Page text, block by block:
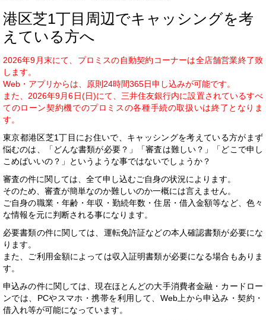
港区芝1丁目周辺でキャッシングを考
えている方へ
2026年9月末にて、プロミスの自動契約コーナーは全店舗営業終了致
します。
Web・アプリからは、原則24時間365日申し込みが可能です。
また、2026年9月6日(日)にて、三井住友銀行内に設置されているすべ
てのローン契約機でのプロミスの各種手続の取扱いは終了となりま
す。
東京都港区芝1丁目にお住いで、キャッシングを考えている方がまず
悩むのは、「どんな書類が必要？」「審査は難しい？」「どこで申し
こめばいいの？」というような事ではないでしょうか？
審査の件に関しては、全て申し込むご自身の状況によります。
そのため、審査が簡単なのか難しいのか一概には言えません。
ご自身の職業・年齢・年収・勤続年数・住居・借入金額等など、色々
な情報を元に判断される事になります。
必要書類の件に関しては、運転免許証などの本人確認書類が必要にな
ります。
また、ご利用金額によっては収入証明書類が必要になる場合もありま
す。
申込みの件に関しては、現在ほとんどの大手消費者金融・カードロー
ンでは、PCやスマホ・携帯を利用して、Web上から申込み・契約・
借入れ等が可能になっています。